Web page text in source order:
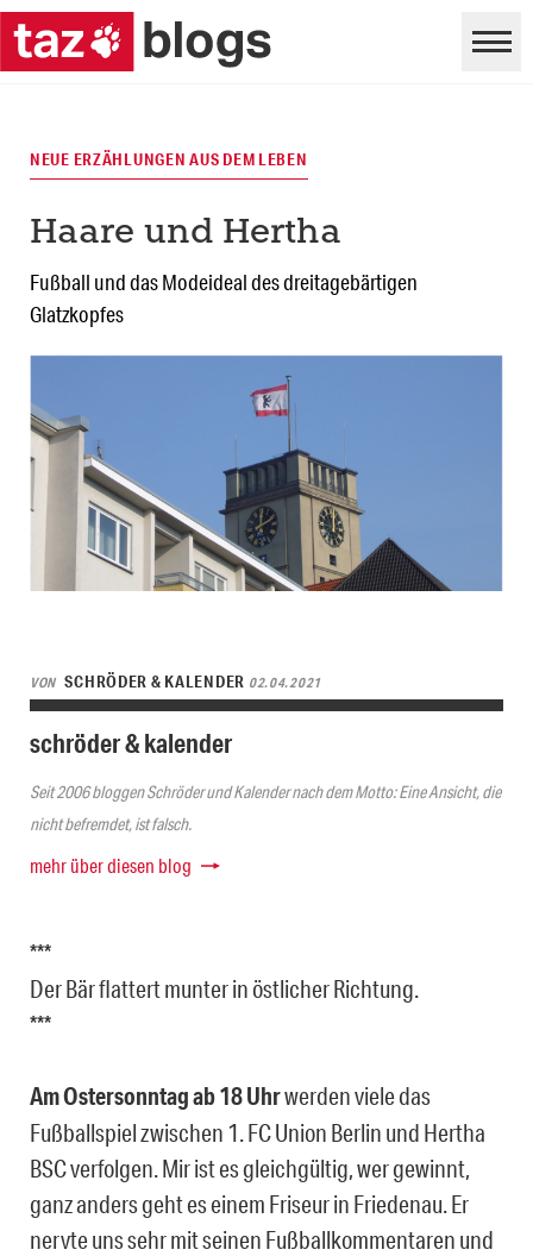
NEUE ERZÄHLUNGEN AUS DEM LEBEN
Haare und Hertha
Fußball und das Modeideal des dreitagebärtigen
Glatzkopfes
VON SCHRÖDER & KALENDER 02.04.2021
schröder & kalender
Seit 2006 bloggen Schröder und Kalender nach dem Motto: Eine Ansicht, die
nicht befremdet, ist falsch.
mehr über diesen blog
***
Der Bär flattert munter in östlicher Richtung.
***
Am Ostersonntag ab 18 Uhrwerden viele das
Fußballspiel zwischen 1. FC Union Berlin und Hertha
BSC verfolgen. Mir ist es gleichgültig, wer gewinnt,
ganz anders geht es einem Friseur in Friedenau. Er
nervte uns sehr mit seinen Fußballkommentaren und